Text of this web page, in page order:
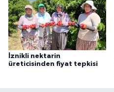
İznikli nektarin
üreticisinden fiyat tepkisi